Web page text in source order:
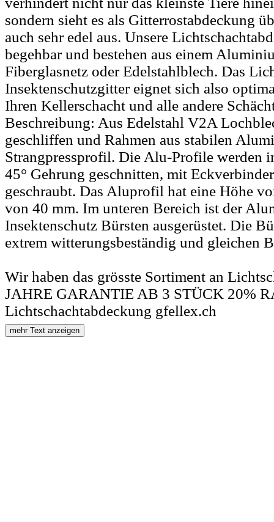
sondern sieht es als Gitterrostabdeckung
auch sehr edel aus. Unsere
begehbar und bestehen aus einem
Fiberglasnetz oder Edelstahlblech. Das
Insektenschutzgitter eignet sich also
Ihren Kellerschacht und alle andere
Beschreibung: Aus Edelstahl V2A
geschliffen und Rahmen aus stabilen
Strangpressprofil. Die Alu-Profile werden
45° Gehrung geschnitten, mit
geschraubt. Das Aluprofil hat eine Höhe
von 40 mm. Im unteren Bereich ist der
Insektenschutz Bürsten ausgerüstet. Die
extrem witterungsbeständig und gleichen
Wir haben das grösste Sortiment an
JAHRE GARANTIE AB 3 STÜCK 20%
Lichtschachtabdeckung gfellex.ch
mehr Text anzeigen